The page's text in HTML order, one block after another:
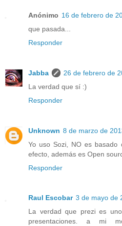
Anónimo 16 de febrero de
que pasada...
Responder
Jabba
26 de febrero de
La verdad que sí :)
Responder
Unknown 8 de marzo de
Yo uso Sozi, NO es
efecto, además es Open
Responder
Raul Escobar 3 de mayo de
La verdad que prezi es
presentaciones. a mi